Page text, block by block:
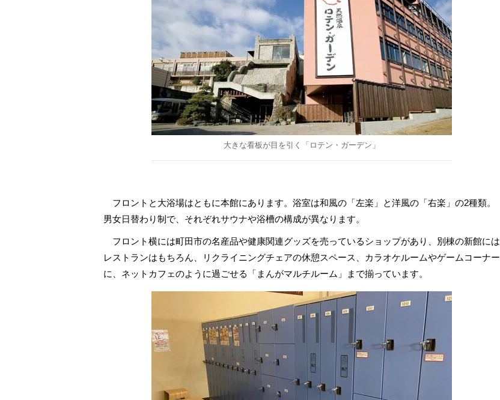
大きな看板が目を引く「ロテン・ガーデン」
フロントと大浴場はともに本館にあります。浴室は和風の「左楽」と洋風の「右楽」の2種類。
男女日替わり制で、それぞれサウナや浴槽の構成が異なります。
フロント横には町田市の名産品や健康関連グッズを売っているショップがあり、別棟の新館には
レストランはもちろん、リクライニングチェアの休憩スペース、カラオケルームやゲームコーナー
に、ネットカフェのように過ごせる「まんがマルチルーム」まで揃っています。